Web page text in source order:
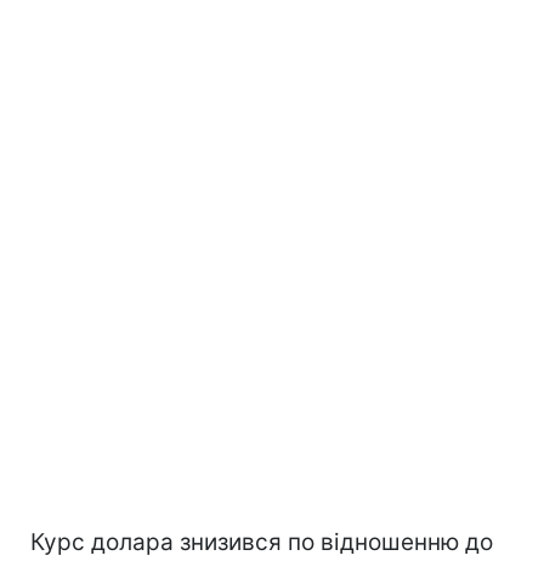
Курс долара знизився по відношенню до